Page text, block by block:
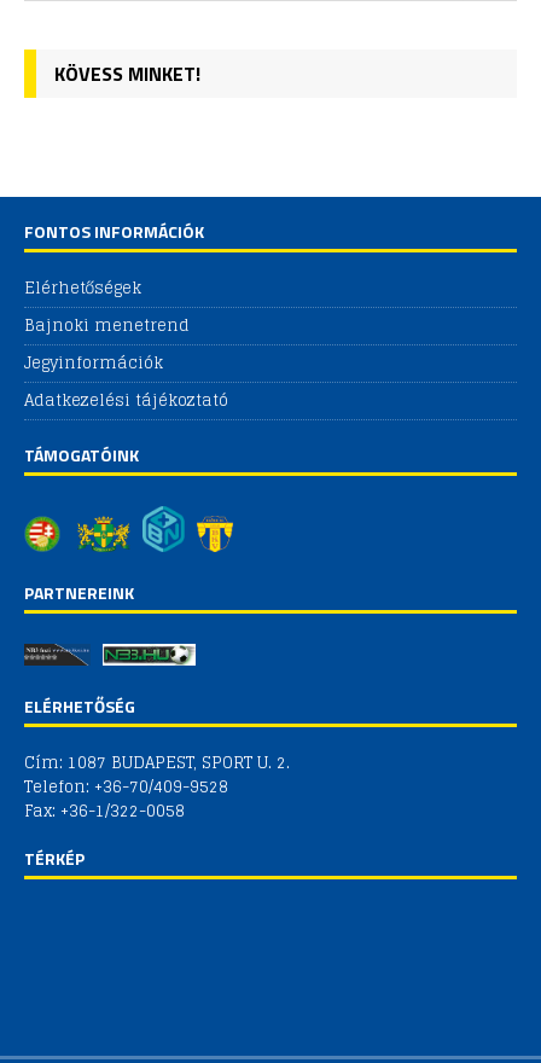
KÖVESS MINKET!
FONTOS INFORMÁCIÓK
Elérhetőségek
Bajnoki menetrend
Jegyinformációk
Adatkezelési tájékoztató
TÁMOGATÓINK
PARTNEREINK
ELÉRHETŐSÉG
Cím: 1087 BUDAPEST, SPORT U. 2.
Telefon: +36-70/409-9528
Fax: +36-1/322-0058
TÉRKÉP